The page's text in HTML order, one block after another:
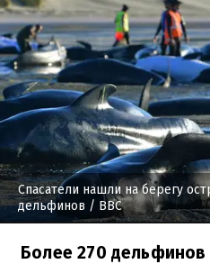
Спасатели нашли на берегу
дельфинов / BBC
Более 270 дельфинов